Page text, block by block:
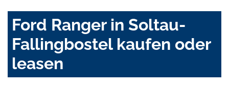
Ford Ranger in Soltau-
Fallingbostel kaufen oder
leasen